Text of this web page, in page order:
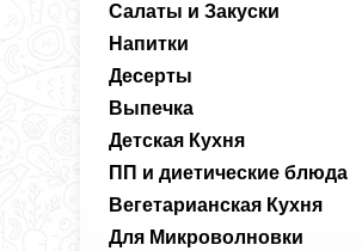
Салаты и Закуски
Напитки
Десерты
Выпечка
Детская Кухня
ПП и диетические блюда
Вегетарианская Кухня
Для Микроволновки